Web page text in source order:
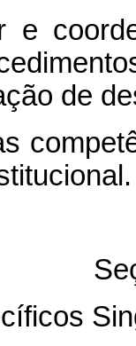
e
de